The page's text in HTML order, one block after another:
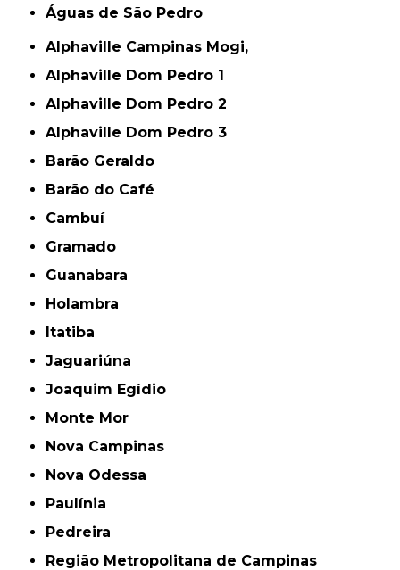
Águas de São Pedro
Alphaville Campinas Mogi,
Alphaville Dom Pedro 1
Alphaville Dom Pedro 2
Alphaville Dom Pedro 3
Barão Geraldo
Barão do Café
Cambuí
Gramado
Guanabara
Holambra
Itatiba
Jaguariúna
Joaquim Egídio
Monte Mor
Nova Campinas
Nova Odessa
Paulínia
Pedreira
Região Metropolitana de Campinas